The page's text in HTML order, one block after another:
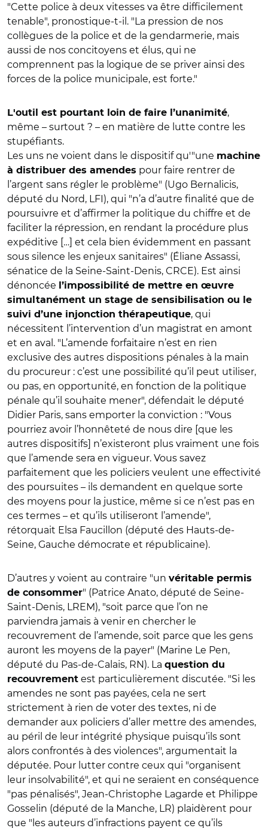
"Cette police à deux vitesses va être difficilement
tenable", pronostique-t-il. "La pression de nos
collègues de la police et de la gendarmerie, mais
aussi de nos concitoyens et élus, qui ne
comprennent pas la logique de se priver ainsi des
forces de la police municipale, est forte."
L'outil est pourtant loin de faire l’unanimité,
même – surtout ? – en matière de lutte contre les
stupéfiants.
Les uns ne voient dans le dispositif qu'"une machine
à distribuer des amendes pour faire rentrer de
l’argent sans régler le problème" (Ugo Bernalicis,
député du Nord, LFI), qui "n’a d’autre finalité que de
poursuivre et d’affirmer la politique du chiffre et de
faciliter la répression, en rendant la procédure plus
expéditive […] et cela bien évidemment en passant
sous silence les enjeux sanitaires" (Éliane Assassi,
sénatice de la Seine-Saint-Denis, CRCE). Est ainsi
dénoncée
l’impossibilité de mettre en œuvre
simultanément un stage de sensibilisation ou le
suivi d’une injonction thérapeutique, qui
nécessitent l’intervention d’un magistrat en amont
et en aval. "L’amende forfaitaire n’est en rien
exclusive des autres dispositions pénales à la main
du procureur : c’est une possibilité qu’il peut utiliser,
ou pas, en opportunité, en fonction de la politique
pénale qu’il souhaite mener", défendait le député
Didier Paris, sans emporter la conviction : "Vous
pourriez avoir l’honnêteté de nous dire [que les
autres dispositifs] n’existeront plus vraiment une fois
que l’amende sera en vigueur. Vous savez
parfaitement que les policiers veulent une effectivité
des poursuites – ils demandent en quelque sorte
des moyens pour la justice, même si ce n’est pas en
ces termes – et qu’ils utiliseront l’amende",
rétorquait Elsa Faucillon (député des Hauts-de-
Seine, Gauche démocrate et républicaine).
D’autres y voient au contraire "un véritable permis
de consommer" (Patrice Anato, député de Seine-
Saint-Denis, LREM), "soit parce que l’on ne
parviendra jamais à venir en chercher le
recouvrement de l’amende, soit parce que les gens
auront les moyens de la payer" (Marine Le Pen,
député du Pas-de-Calais, RN). La question du
recouvrement est particulièrement discutée. "Si les
amendes ne sont pas payées, cela ne sert
strictement à rien de voter des textes, ni de
demander aux policiers d’aller mettre des amendes,
au péril de leur intégrité physique puisqu’ils sont
alors confrontés à des violences", argumentait la
députée. Pour lutter contre ceux qui "organisent
leur insolvabilité", et qui ne seraient en conséquence
"pas pénalisés", Jean-Christophe Lagarde et Philippe
Gosselin (député de la Manche, LR) plaidèrent pour
que "les auteurs d’infractions payent ce qu’ils